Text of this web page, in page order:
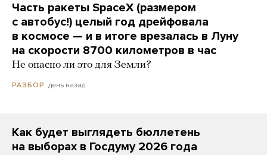
Часть ракеты SpaceX (размером
с автобус!) целый год дрейфовала
в космосе — и в итоге врезалась в Луну
на скорости 8700 километров в час
Не опасно ли это для Земли?
РАЗБОР день назад
Как будет выглядеть бюллетень
на выборах в Госдуму 2026 года